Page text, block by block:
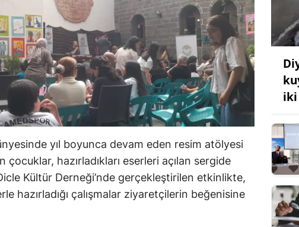
yıl boyunca devam eden resim atölyesi
çocuklar, hazırladıkları eserleri açılan sergide
Kültür Derneği’nde gerçekleştirilen etkinlikte,
hazırladığı çalışmalar ziyaretçilerin beğenisine
iki